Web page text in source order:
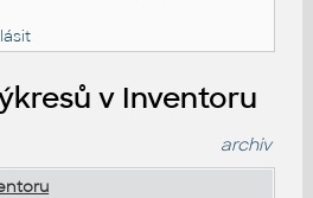
v Inventoru
archiv